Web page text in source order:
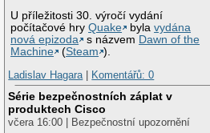
U příležitosti 30. výročí vydání
počítačové hryQuake bylavydána
nová epizoda
s názvem Dawn of the
Machine
(Steam ).
Ladislav Hagara| Komentářů: 0
Série bezpečnostních záplat v
produktech Cisco
včera 16:00 | Bezpečnostní upozornění